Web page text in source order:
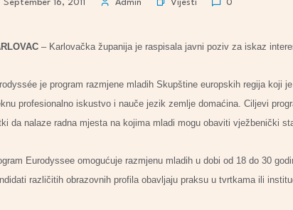
September 16, 2011 Admin Vijesti 0
– Karlovačka županija je raspisala javni poziv za iskaz
je program razmjene mladih Skupštine europskih regija koji
profesionalno iskustvo i nauče jezik zemlje domaćina. Ciljevi
da nalaze radna mjesta na kojima mladi mogu obaviti vježbenički
Eurodyssee omogućuje razmjenu mladih u dobi od 18 do 30
različitih obrazovnih profila obavljaju praksu u tvrtkama ili